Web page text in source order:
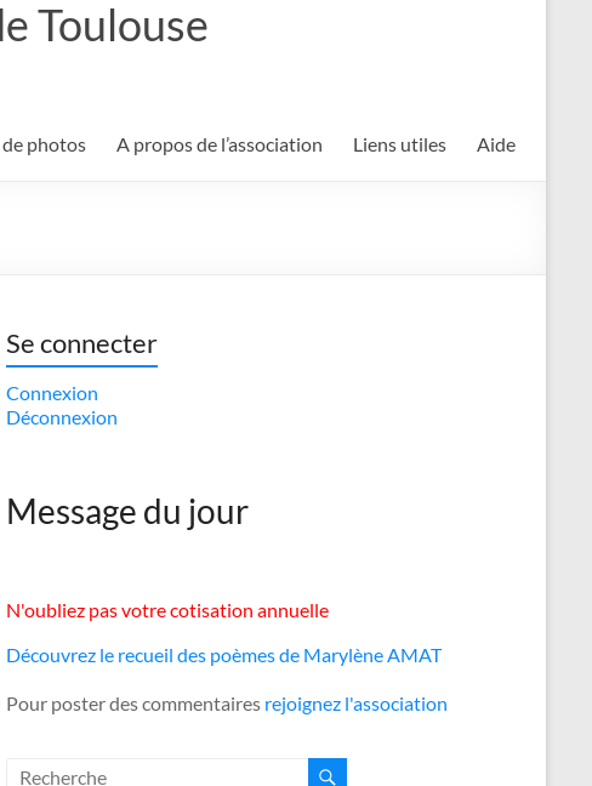
Toulouse
de photos A propos de l’association Liens utiles Aide
Se connecter
Connexion
Déconnexion
Message du jour
N'oubliez pas votre cotisation annuelle
Découvrez le recueil des poèmes de Marylène AMAT
Pour poster des commentaires rejoignez l'association